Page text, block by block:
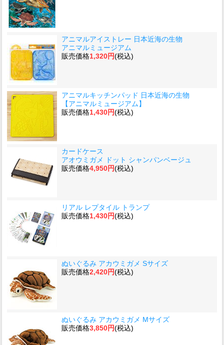
アニマルアイストレー 日本近海の生物
アニマルミュージアム
販売価格1,320円(税込)
アニマルキッチンパッド 日本近海の生物
【アニマルミュージアム】
販売価格1,430円(税込)
カードケース
アオウミガメ ドット シャンパンベージュ
販売価格4,950円(税込)
リアル レプタイル トランプ
販売価格1,430円(税込)
ぬいぐるみ アカウミガメ Sサイズ
販売価格2,420円(税込)
ぬいぐるみ アカウミガメ Mサイズ
販売価格3,850円(税込)